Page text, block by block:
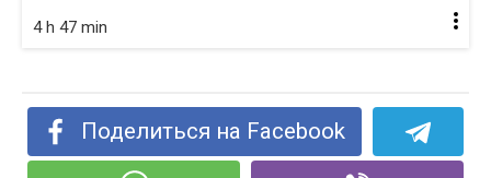
4 h 47 min
Поделиться на Facebook